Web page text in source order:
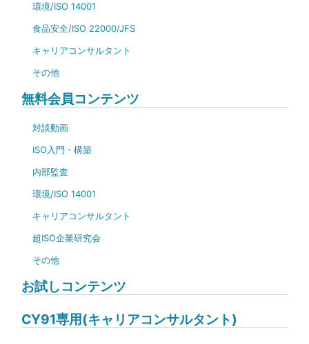
環境/ISO 14001
食品安全/ISO 22000/JFS
キャリアコンサルタント
その他
無料会員コンテンツ
対談動画
ISO入門・構築
内部監査
環境/ISO 14001
キャリアコンサルタント
超ISO企業研究会
その他
お試しコンテンツ
CY91専用(キャリアコンサルタント)